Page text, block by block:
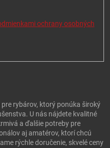
ochrany osobných
rybárov, ktorý ponúka široký
U nás nájdete kvalitné
a ďalšie potreby pre
aj amatérov, ktorí chcú
rýchle doručenie, skvelé ceny